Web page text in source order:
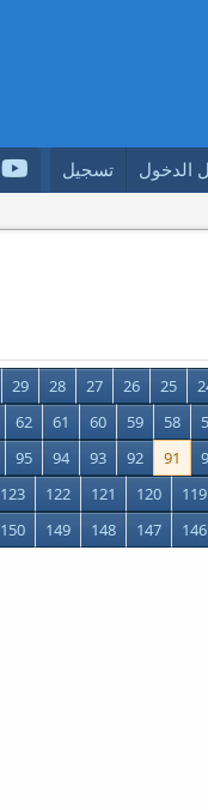
الدخول تسجيل
25
26
27
28
29
58
59
60
61
62
91
92
93
94
95
119
120
121
122
123
146
147
148
149
150